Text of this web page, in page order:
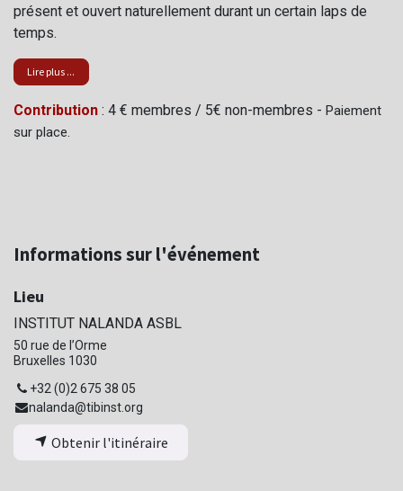
présent et ouvert naturellement durant un certain laps de
temps.
Lire plus ...
Contribution : 4 € membres / 5€ non-membres - Paiement
sur place.
Informations sur l'événement
Lieu
INSTITUT NALANDA ASBL
50 rue de l’Orme
Bruxelles 1030
+32 (0)2 675 38 05
nalanda@tibinst.org
Obtenir l'itinéraire